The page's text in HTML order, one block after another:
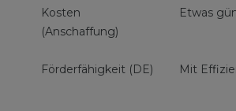
Kosten
(Anschaffung)
Etwas
Förderfähigkeit (DE) Mit